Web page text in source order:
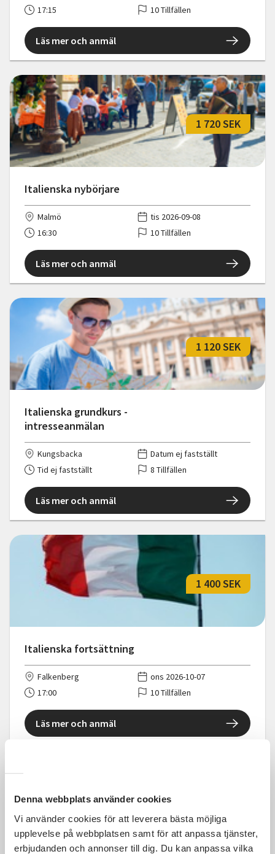
Denna webbplats använder cookies
Vi använder cookies för att leverera bästa möjliga
upplevelse på webbplatsen samt för att anpassa tjänster,
erbjudanden och annonser till dig. Du kan anpassa vilka
17:15 10 Tillfällen
Läs mer och anmäl
Italienska nybörjare
1 720 SEK
Malmö
tis 2026-09-08
16:30
10 Tillfällen
Läs mer och anmäl
Italienska grundkurs -
intresseanmälan
1 120 SEK
Kungsbacka
Datum ej fastställt
Tid ej fastställt
8 Tillfällen
Läs mer och anmäl
Italienska fortsättning
1 400 SEK
Falkenberg
ons 2026-10-07
17:00
10 Tillfällen
Läs mer och anmäl